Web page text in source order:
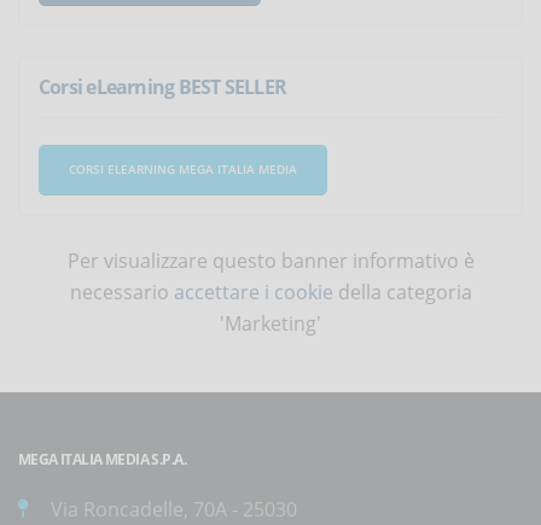
Corsi eLearning BEST SELLER
CORSI ELEARNING MEGA ITALIA MEDIA
Per visualizzare questo banner informativo è
necessario accettare i cookie della categoria
'Marketing'
MEGA ITALIA MEDIA S.P.A.
Via Roncadelle, 70A - 25030